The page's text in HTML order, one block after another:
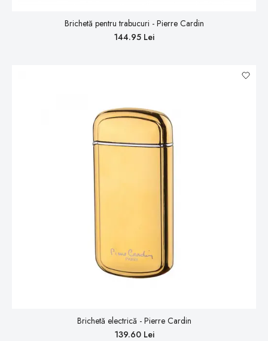
Brichetă pentru trabucuri - Pierre Cardin
144.95 Lei
Brichetă electrică - Pierre Cardin
139.60 Lei